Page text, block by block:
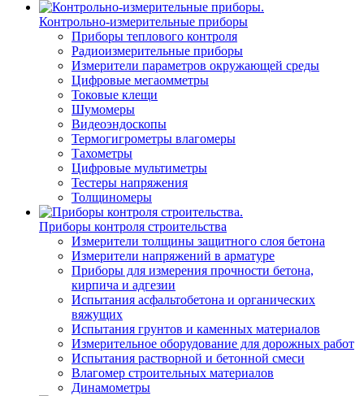
Контрольно-измерительные приборы
Приборы теплового контроля
Радиоизмерительные приборы
Измерители параметров окружающей среды
Цифровые мегаомметры
Токовые клещи
Шумомеры
Видеоэндоскопы
Термогигрометры влагомеры
Тахометры
Цифровые мультиметры
Тестеры напряжения
Толщиномеры
Приборы контроля строительства
Измерители толщины защитного слоя бетона
Измерители напряжений в арматуре
Приборы для измерения прочности бетона,
кирпича и адгезии
Испытания асфальтобетона и органических
вяжущих
Испытания грунтов и каменных материалов
Измерительное оборудование для дорожных работ
Испытания растворной и бетонной смеси
Влагомер строительных материалов
Динамометры